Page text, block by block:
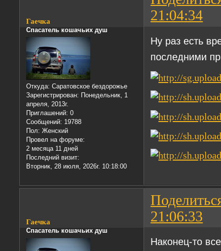
21:04:34
Гаечка
Спасатель кошачьих душ
Откуда: Саратовское бездорожье
Зарегистрирован: Понедельник, 1
апреля, 2013г.
Приглашений: 0
Сообщений: 19788
Пол: Женский
Провел на форуме:
2 месяца 11 дней
Последний визит:
Вторник, 28 июля, 2026г. 10:18:00
Ну раз есть
последними
21:06:33
Гаечка
Спасатель кошачьих душ
Наконец-то